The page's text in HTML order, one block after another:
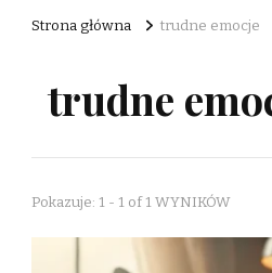
Strona główna trudne emocje
trudne
Pokazuje: 1 - 1 of 1 WYNIKÓW